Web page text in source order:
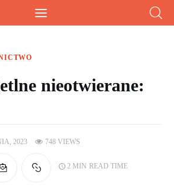
nieotwierane:
2023 748 VIEWS
2 MIN READ TIME